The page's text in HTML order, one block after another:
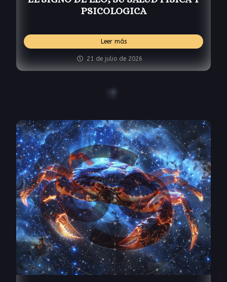
PSICOLOGICA
Leer más
21 de julio de 2026